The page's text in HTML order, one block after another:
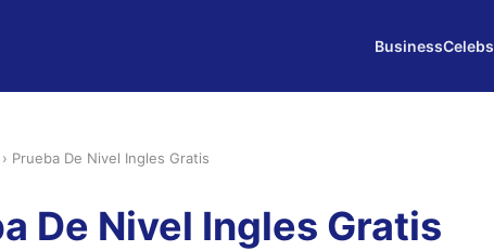
BusinessCelebs
› Prueba De Nivel Ingles Gratis
De Nivel Ingles Gratis